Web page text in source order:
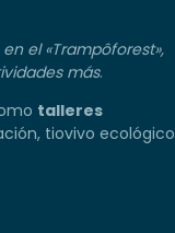
el «Trampôforest»,
más.
talleres
tiovivo ecológico